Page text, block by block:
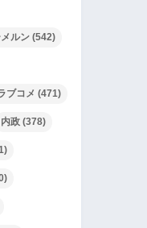
ルン (542)
ブコメ (471)
内政 (378)